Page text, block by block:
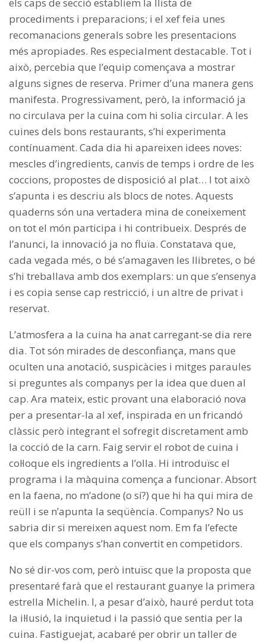
procediments i preparacions; i el xef feia unes
recomanacions generals sobre les presentacions
més apropiades. Res especialment destacable. Tot i
això, percebia que l’equip començava a mostrar
alguns signes de reserva. Primer d’una manera gens
manifesta. Progressivament, però, la informació ja
no circulava per la cuina com hi solia circular. A les
cuines dels bons restaurants, s’hi experimenta
contínuament. Cada dia hi apareixen idees noves:
mescles d’ingredients, canvis de temps i ordre de les
coccions, propostes de disposició al plat… I tot això
s’apunta i es descriu als blocs de notes. Aquests
quaderns són una vertadera mina de coneixement
on tot el món participa i hi contribueix. Després de
l’anunci, la innovació ja no fluïa. Constatava que,
cada vegada més, o bé s’amagaven les llibretes, o bé
s’hi treballava amb dos exemplars: un que s’ensenya
i es copia sense cap restricció, i un altre de privat i
reservat.
L’atmosfera a la cuina ha anat carregant-se dia rere
dia. Tot són mirades de desconfiança, mans que
oculten una anotació, suspicàcies i mitges paraules
si preguntes als companys per la idea que duen al
cap. Ara mateix, estic provant una elaboració nova
per a presentar-la al xef, inspirada en un fricandó
clàssic però integrant el sofregit discretament amb
la cocció de la carn. Faig servir el robot de cuina i
col·loque els ingredients a l’olla. Hi introduïsc el
programa i la màquina comença a funcionar. Absort
en la faena, no m’adone (o sí?) que hi ha qui mira de
reüll i se n’apunta la seqüència. Companys? No us
sabria dir si mereixen aquest nom. Em fa l’efecte
que els companys s’han convertit en competidors.
No sé dir-vos com, però intuïsc que la proposta que
presentaré farà que el restaurant guanye la primera
estrella Michelin. I, a pesar d’això, hauré perdut tota
la il·lusió, la inquietud i la passió que sentia per la
cuina. Fastiguejat, acabaré per obrir un taller de